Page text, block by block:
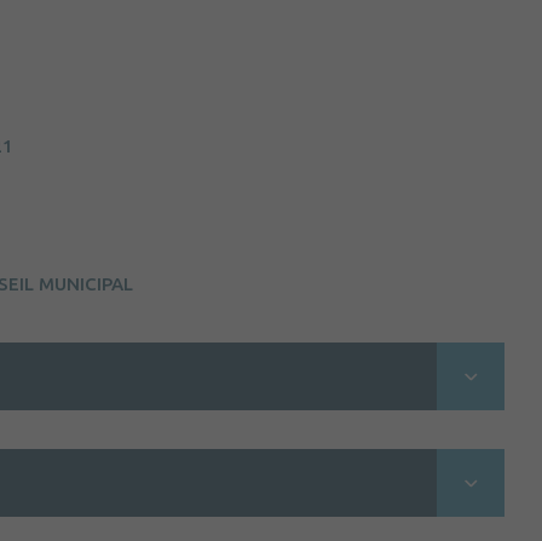
MUNICIPAL
adipiscing elit, sed do eiusmod tempor incididunt
minim veniam, quis nostrud exercitation ullamco